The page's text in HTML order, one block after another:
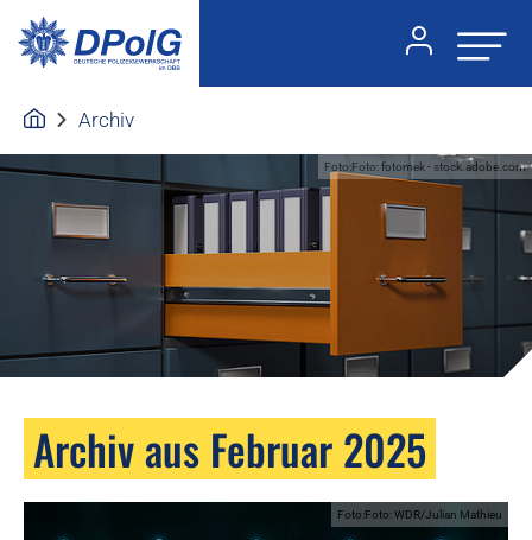
Archiv
Foto:Foto: fotomek - stock.adobe.com
Archiv aus Februar 2025
Foto:Foto: WDR/Julian Mathieu